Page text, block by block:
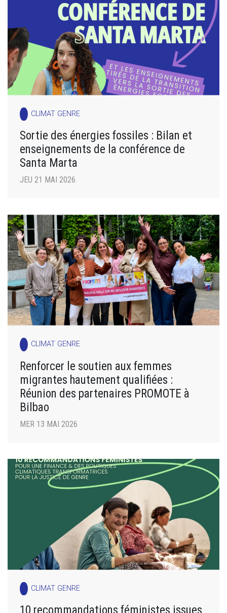
CLIMAT GENRE
Sortie des énergies fossiles : Bilan et
enseignements de la conférence de
Santa Marta
JEU 21 MAI 2026
CLIMAT GENRE
Renforcer le soutien aux femmes
migrantes hautement qualifiées :
Réunion des partenaires PROMOTE à
Bilbao
MER 13 MAI 2026
CLIMAT GENRE
10 recommandations féministes issues